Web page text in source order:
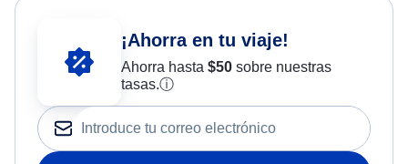
¡Ahorra en tu viaje!
Ahorra hasta $50sobre nuestras
tasas.ⓘ